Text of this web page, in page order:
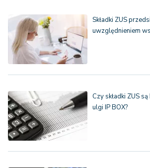
Składki ZUS
uwzględnieniem
Czy składki ZUS
ulgi IP BOX?